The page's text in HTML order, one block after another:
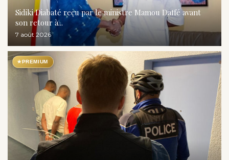
Sidiki Diabaté reçu par le ministre Mamou Daffé avant
son retour à...
7 août 2026
★ PREMIUM